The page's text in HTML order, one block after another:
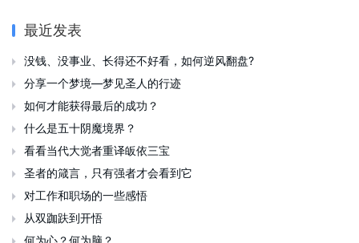
最近发表
 没钱、没事业、长得还不好看，如何逆风翻盘?
 分享一个梦境—梦见圣人的行迹
 如何才能获得最后的成功？
 什么是五十阴魔境界？
 看看当代大觉者重译皈依三宝
 圣者的箴言，只有强者才会看到它
 对工作和职场的一些感悟
 从双跏趺到开悟
何为心？何为脑？